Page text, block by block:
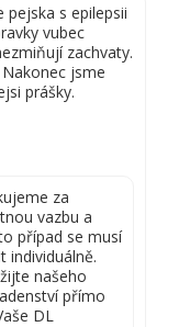
s epilepsii
vubec
zachvaty.
jsme
prášky.
za
vazbu a
případ se musí
individuálně.
našeho
přímo
DL